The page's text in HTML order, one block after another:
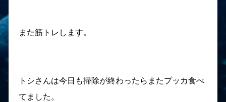
また筋トレします。
トシさんは今日も掃除が終わったらまたプッカ食べ
てました。